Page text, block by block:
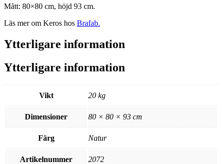
Mått: 80×80 cm, höjd 93 cm.
Läs mer om Keros hos Brafab.
Ytterligare information
Ytterligare information
Vikt 20 kg
Dimensioner 80 × 80 × 93 cm
Färg Natur
Artikelnummer 2072